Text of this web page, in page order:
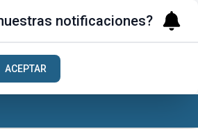
notificaciones?
ACEPTAR